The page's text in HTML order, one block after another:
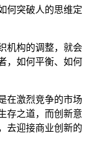
何突破人的思维定
机构的调整，就会
，如何平衡、如何
在激烈竞争的市场
存之道，而创新意
去迎接商业创新的